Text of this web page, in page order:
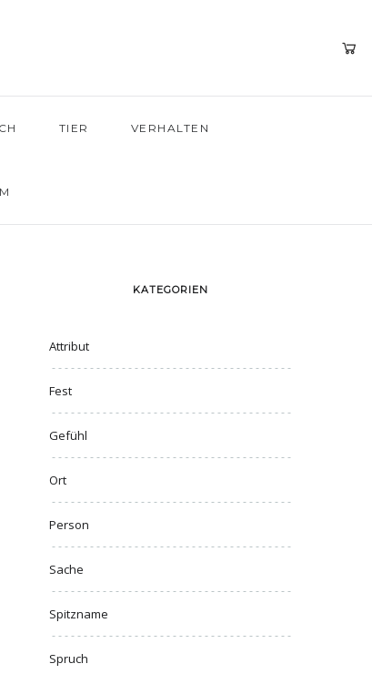
TIER VERHALTEN
KATEGORIEN
Attribut
Fest
Gefühl
Ort
Person
Sache
Spitzname
Spruch